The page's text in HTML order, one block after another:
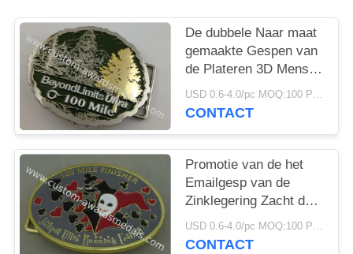
De dubbele Naar maat
gemaakte Gespen van
de Plateren 3D Mens
voor het Runnen van
Toekenning kiezen of
USD 0.6-4.0/pc MOQ:100 PCs per ontwerp
CONTACT
Promotie van de het
Emailgesp van de
Zinklegering Zacht de
Matrijzenafgietsel 2,33
mm-Dikte
USD 0.6-4.0/pc MOQ:100 PCs per ontwerp
CONTACT